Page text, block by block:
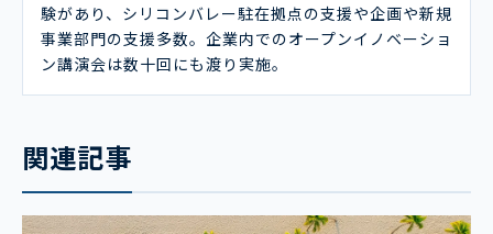
験があり、シリコンバレー駐在拠点の支援や企画や新規
事業部門の支援多数。企業内でのオープンイノベーショ
ン講演会は数十回にも渡り実施。
関連記事